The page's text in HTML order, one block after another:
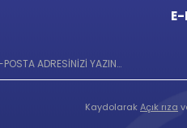
E-
KaydolarakAçık rıza